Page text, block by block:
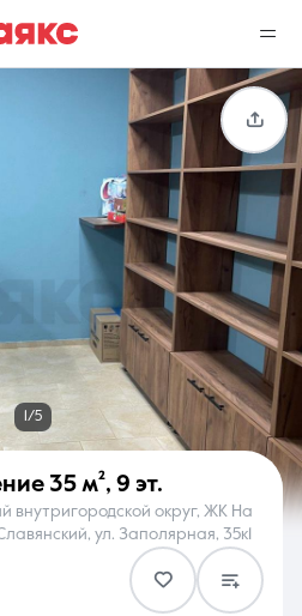
Сравнение
0 объявлений
Услуги
Контакты
1/5
35 м², 9 эт.
внутригородской округ, ЖК На
ул. Заполярная, 35к1